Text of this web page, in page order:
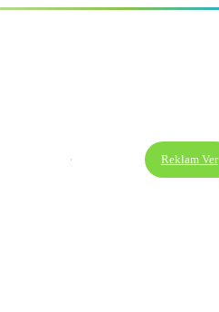
Premium'a Geç Reklam Ver